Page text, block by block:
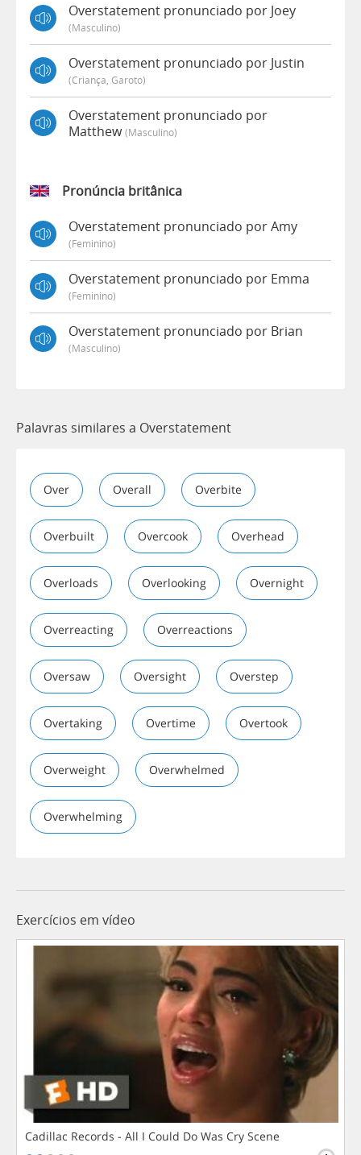
Overstatement pronunciado por Joey
(masculino)
Overstatement pronunciado por Justin
(criança, Garoto)
Overstatement pronunciado por
Matthew(masculino)
Pronúncia britânica
Overstatement pronunciado por Amy
(feminino)
Overstatement pronunciado por Emma
(feminino)
Overstatement pronunciado por Brian
(masculino)
Palavras similares a Overstatement
Over Overall Overbite
Overbuilt Overcook Overhead
Overloads Overlooking Overnight
Overreacting Overreactions
Oversaw Oversight Overstep
Overtaking Overtime Overtook
Overweight Overwhelmed
Overwhelming
Exercícios em vídeo
Cadillac Records - All I Could Do Was Cry Scene